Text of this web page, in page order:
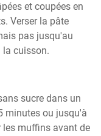
et coupées en
Verser la pâte
pas jusqu'au
la cuisson.
sucre dans un
minutes ou jusqu'à
les muffins avant de